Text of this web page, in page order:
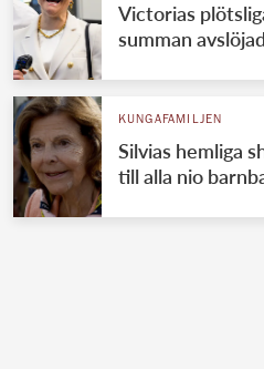
Victorias
summan avslöjad
KUNGAFAMILJEN
Silvias hemliga
till alla nio